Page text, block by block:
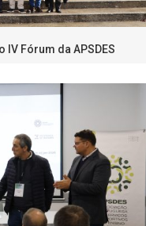
Fórum da APSDES